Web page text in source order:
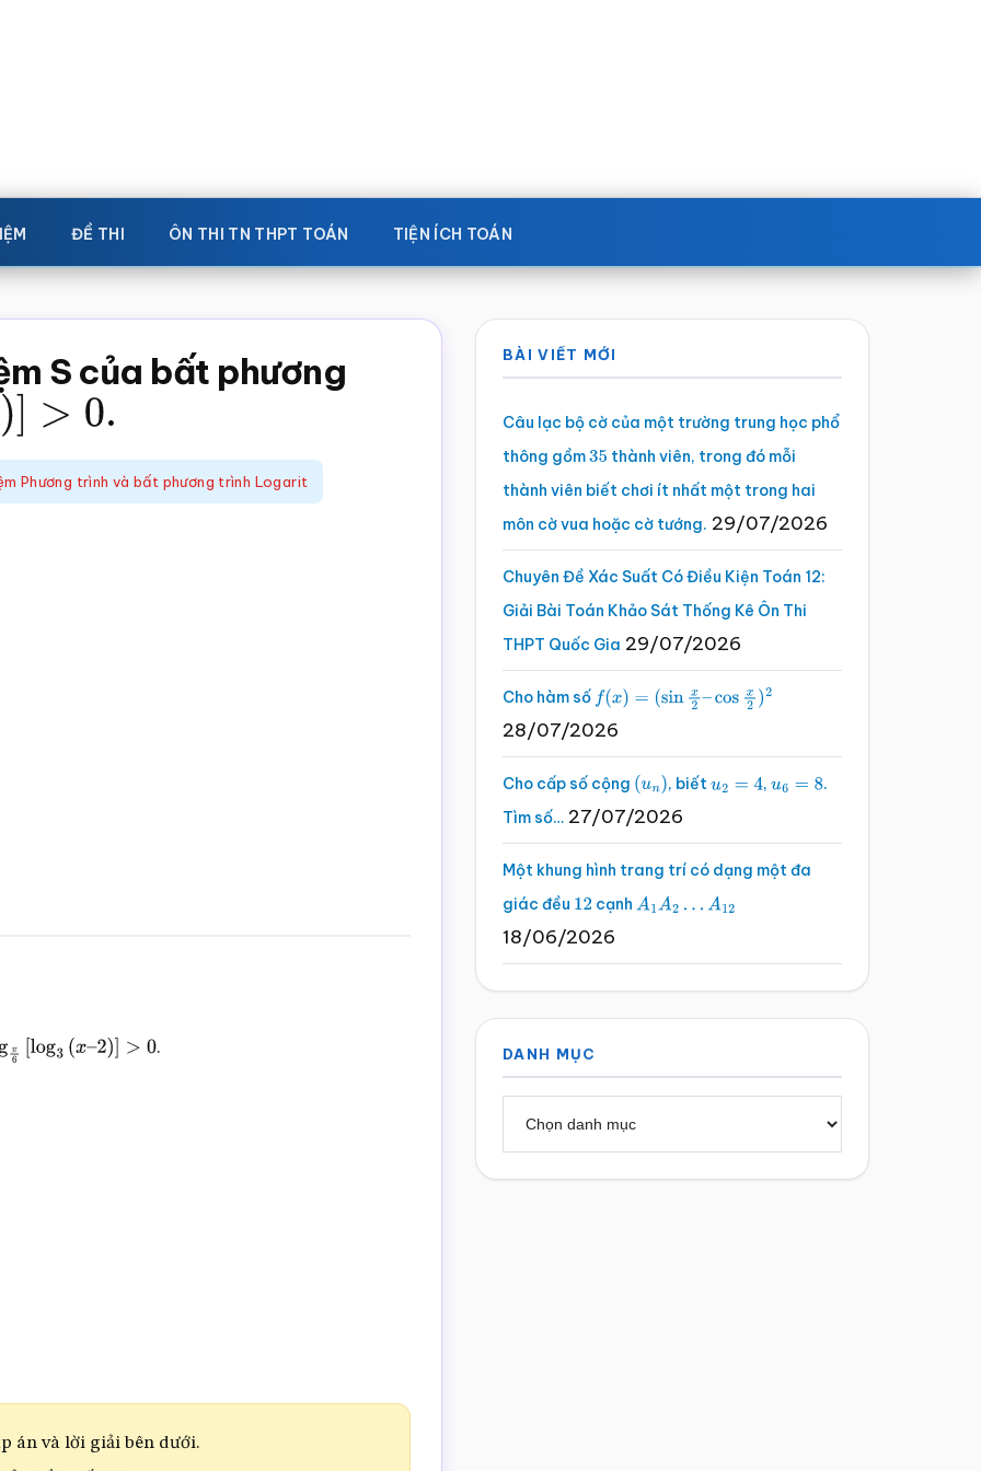
ĐỀ THI ÔN THI TN THPT TOÁN TIỆN ÍCH TOÁN
S của bất phương
]> 0 .
Phương trình và bất phương trình Logarit
π 6[log3(x 2)] >0 .
án và lời giải bên dưới.
Sidebar
chính
BÀI VIẾT MỚI
Câu lạc bộ cờ của một trường trung học phổ
thông gồm35 thành viên, trong đó mỗi
thành viên biết chơi ít nhất một trong hai
môn cờ vua hoặc cờ tướng. 29/07/2026
Chuyên Đề Xác Suất Có Điều Kiện Toán 12:
Giải Bài Toán Khảo Sát Thống Kê Ôn Thi
THPT Quốc Gia 29/07/2026
Cho hàm số f(x)=(sinx2 –cosx2 )2
28/07/2026
Cho cấp số cộng (un), biếtu2 =4 , u6 =8
.
Tìm số… 27/07/2026
Một khung hình trang trí có dạng một đa
giác đều 12 cạnh A1A2…A 12
18/06/2026
DANH MỤC